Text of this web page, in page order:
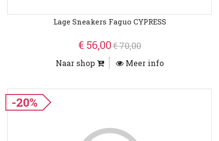
Lage Sneakers Faguo CYPRESS
€ 56,00€ 70,00
Naar shop Meer info
-20%